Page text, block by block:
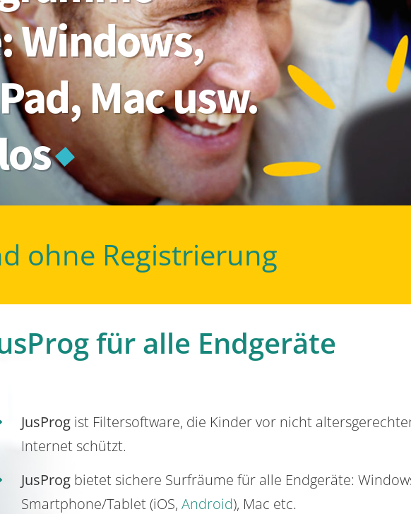
Mac usw.
Windows,
ohne Registrierung
für alle Endgeräte
JusProgist Filtersoftware, die Kinder vor nicht
Internet schützt.
JusProgbietet sichere Surfräume für alle Endgeräte:
Smartphone/Tablet (iOS, Android), Mac etc.